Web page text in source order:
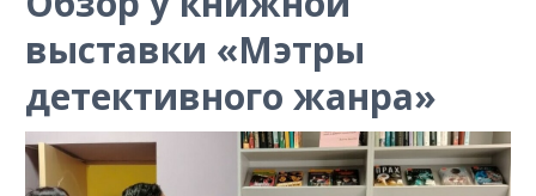
выставки «Мэтры
детективного жанра»